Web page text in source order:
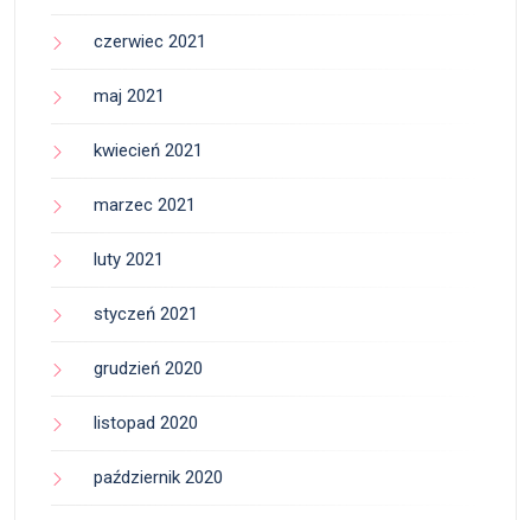
czerwiec 2021
maj 2021
kwiecień 2021
marzec 2021
luty 2021
styczeń 2021
grudzień 2020
listopad 2020
październik 2020